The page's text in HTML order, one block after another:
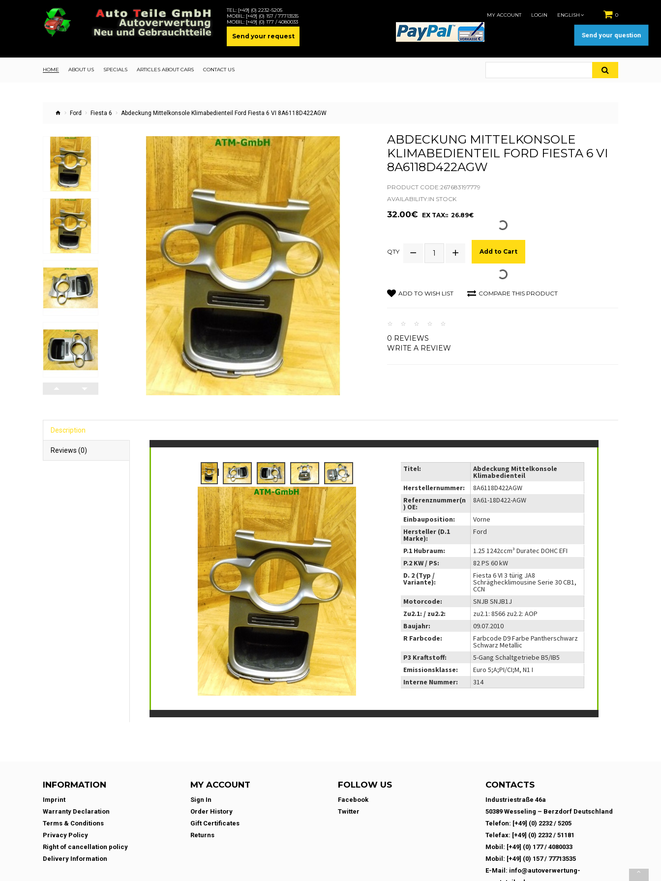
TEL: [+49] (0) 2232-5205
MOBIL: [+49] (0) 157 / 77713535
MOBIL: [+49] (0) 177 / 4080033
Send your request
0
MY ACCOUNT LOGIN ENGLISH
HOME ABOUT US SPECIALS ARTICLES ABOUT CARS CONTACT US
Ford Fiesta 6 Abdeckung Mittelkonsole Klimabedienteil Ford Fiesta 6 VI 8A6118D422AGW
ABDECKUNG MITTELKONSOLE
KLIMABEDIENTEIL FORD FIESTA 6 VI
8A6118D422AGW
PRODUCT CODE:267683197779
AVAILABILITY:IN STOCK
32.00€ EX TAX:: 26.89€
QTY Add to Cart
ADD TO WISH LIST COMPARE THIS PRODUCT
0 REVIEWS
WRITE A REVIEW
Description
Reviews (0)
Titel: Abdeckung Mittelkonsole
Klimabedienteil
Herstellernummer:
8A6118D422AGW
Referenznummer(n
) OE:
8A61-18D422-AGW
Einbauposition:
Vorne
Hersteller (D.1
Marke):
Ford
P.1 Hubraum:
1.25 1242ccm³ Duratec DOHC EFI
P.2 KW / PS:
82 PS 60 kW
D. 2 (Typ /
Variante):
Fiesta 6 VI 3 türig JA8
Schräghecklimousine Serie 30 CB1,
CCN
Motorcode:
SNJB SNJB1J
Zu2.1: / zu2.2:
zu2.1: 8566 zu2.2: AOP
Baujahr:
09.07.2010
R Farbcode:
Farbcode D9 Farbe Pantherschwarz
Schwarz Metallic
P3 Kraftstoff:
5-Gang Schaltgetriebe B5/IB5
Emissionsklasse:
Euro 5;A;PI/CI;M, N1 I
Interne Nummer:
314
INFORMATION
Imprint
Warranty Declaration
Terms & Conditions
Privacy Policy
Right of cancellation policy
Delivery Information
MY ACCOUNT
Sign In
Order History
Gift Certificates
Returns
FOLLOW US
Facebook
Twitter
CONTACTS
Industriestraße 46a
50389 Wesseling – Berzdorf Deutschland
Telefon: [+49] (0) 2232 / 5205
Telefax: [+49] (0) 2232 / 51181
Mobil: [+49] (0) 177 / 4080033
Mobil: [+49] (0) 157 / 77713535
E-Mail: info@autoverwertung-
Send your question